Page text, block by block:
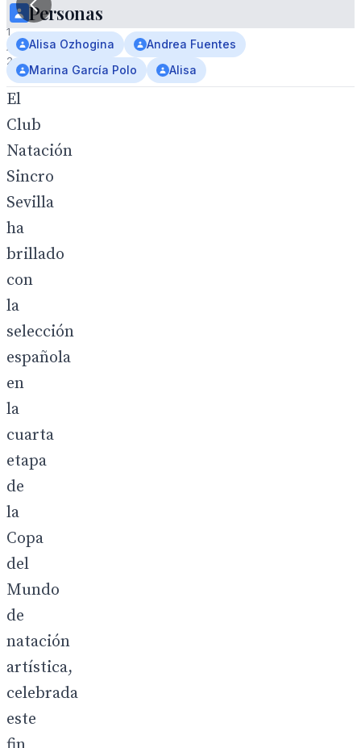
1
/
2
El
Club
Natación
Sincro
Sevilla
ha
brillado
con
la
selección
española
en
la
cuarta
etapa
de
la
Copa
del
Mundo
de
natación
artística,
celebrada
este
Personas
Alisa Ozhogina
Andrea Fuentes
Marina García Polo
Alisa